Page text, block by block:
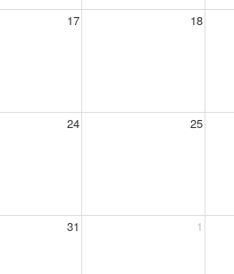
17 18
24 25
31 1